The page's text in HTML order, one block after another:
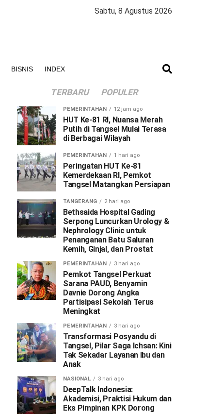
Sabtu, 8 Agustus 2026
BISNIS INDEX
TERBARU POPULER
PEMERINTAHAN 12 jam ago
HUT Ke-81 RI, Nuansa Merah
Putih di Tangsel Mulai Terasa
di Berbagai Wilayah
PEMERINTAHAN 1 hari ago
Peringatan HUT Ke-81
Kemerdekaan RI, Pemkot
Tangsel Matangkan Persiapan
TANGERANG 2 hari ago
Bethsaida Hospital Gading
Serpong Luncurkan Urology &
Nephrology Clinic untuk
Penanganan Batu Saluran
Kemih, Ginjal, dan Prostat
PEMERINTAHAN 3 hari ago
Pemkot Tangsel Perkuat
Sarana PAUD, Benyamin
Davnie Dorong Angka
Partisipasi Sekolah Terus
Meningkat
PEMERINTAHAN 3 hari ago
Transformasi Posyandu di
Tangsel, Pilar Saga Ichsan: Kini
Tak Sekadar Layanan Ibu dan
Anak
NASIONAL 3 hari ago
DeepTalk Indonesia:
Akademisi, Praktisi Hukum dan
Eks Pimpinan KPK Dorong